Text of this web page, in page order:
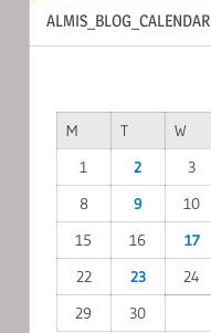
ALMIS_BLOG_CALENDAR
M T W
1
2 3
8
9 10
15
16 17
22
23 24
29
30